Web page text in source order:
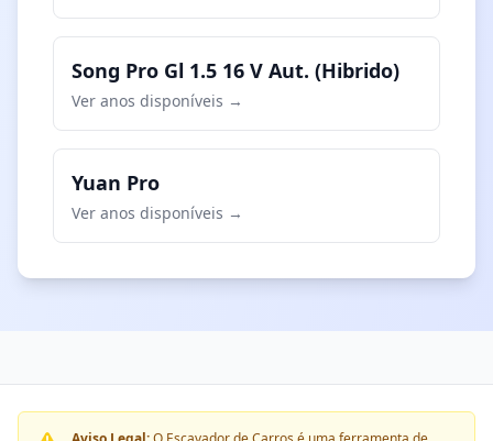
Song Pro Gl 1.5 16 V Aut. (Hibrido)
Ver anos disponíveis →
Yuan Pro
Ver anos disponíveis →